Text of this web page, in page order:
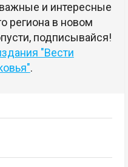
и интересные
региона в новом
подписывайся!
"Вести
.